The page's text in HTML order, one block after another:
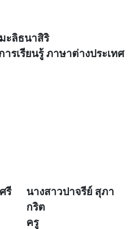
ะลิธนาสิริ
รเรียนรู้ ภาษาต่างประเทศ
รี
นางสาวปาจรีย์ สุภา
กริต
ครู